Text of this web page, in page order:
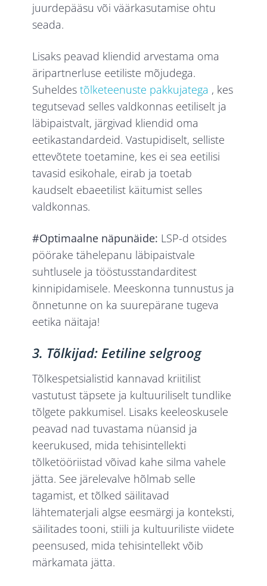
juurdepääsu või väärkasutamise ohtu
seada.
Lisaks peavad kliendid arvestama oma
äripartnerluse eetiliste mõjudega.
Suheldestõlketeenuste pakkujatega , kes
tegutsevad selles valdkonnas eetiliselt ja
läbipaistvalt, järgivad kliendid oma
eetikastandardeid. Vastupidiselt, selliste
ettevõtete toetamine, kes ei sea eetilisi
tavasid esikohale, eirab ja toetab
kaudselt ebaeetilist käitumist selles
valdkonnas.
#Optimaalne näpunäide: LSP-d otsides
pöörake tähelepanu läbipaistvale
suhtlusele ja tööstusstandarditest
kinnipidamisele. Meeskonna tunnustus ja
õnnetunne on ka suurepärane tugeva
eetika näitaja!
3. Tõlkijad: Eetiline selgroog
Tõlkespetsialistid kannavad kriitilist
vastutust täpsete ja kultuuriliselt tundlike
tõlgete pakkumisel. Lisaks keeleoskusele
peavad nad tuvastama nüansid ja
keerukused, mida tehisintellekti
tõlketööriistad võivad kahe silma vahele
jätta. See järelevalve hõlmab selle
tagamist, et tõlked säilitavad
lähtematerjali algse eesmärgi ja konteksti,
säilitades tooni, stiili ja kultuuriliste viidete
peensused, mida tehisintellekt võib
märkamata jätta.